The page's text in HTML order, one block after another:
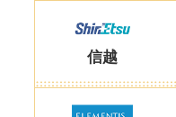
信越